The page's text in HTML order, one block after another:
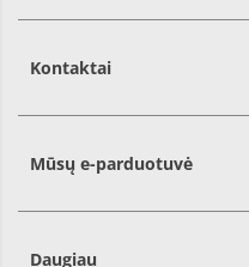
Kontaktai
Mūsų e-parduotuvė
Daugiau